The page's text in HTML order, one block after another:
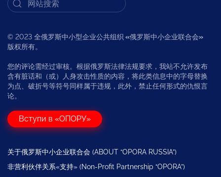
© 2023 全俄罗斯中小型企业公共组织 «俄罗斯中小企业联合会»
版权所有。
您的评论需经过审核。根据俄罗斯法律法规要求，我站不允许发布
含有脏话和（或）人身攻击性质的内容，将此类信息中的字母替换
为点、破折号等符号同样属于违规，此外，禁止任何形式的仇恨言
论。
Вступи в «ОПОРУ»
关于俄罗斯中小企业联合会 (ABOUT “OPORA RUSSIA”)
非营利伙伴关系«支持» (Non-Profit Partnership “OPORA”)